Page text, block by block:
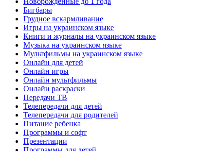
Бигбары
Грудное вскармливание
Игры на украинском языке
Книги и журналы на украинском языке
Музыка на украинском языке
Мультфильмы на украинском языке
Онлайн для детей
Онлайн игры
Онлайн мультфильмы
Онлайн раскраски
Передачи ТВ
Телепередачи для детей
Телепередачи для родителей
Питание ребенка
Программы и софт
Презентации